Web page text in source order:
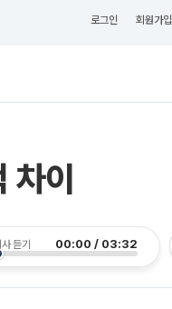
로그인 회원가입
이
듣기 00:00 / 03:32